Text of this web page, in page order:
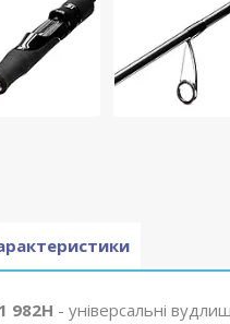
982H - універсальні